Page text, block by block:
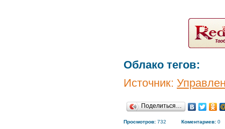
Облако тегов:
Источник:
Поделиться…
Просмотров: 732 Коментариев: 0